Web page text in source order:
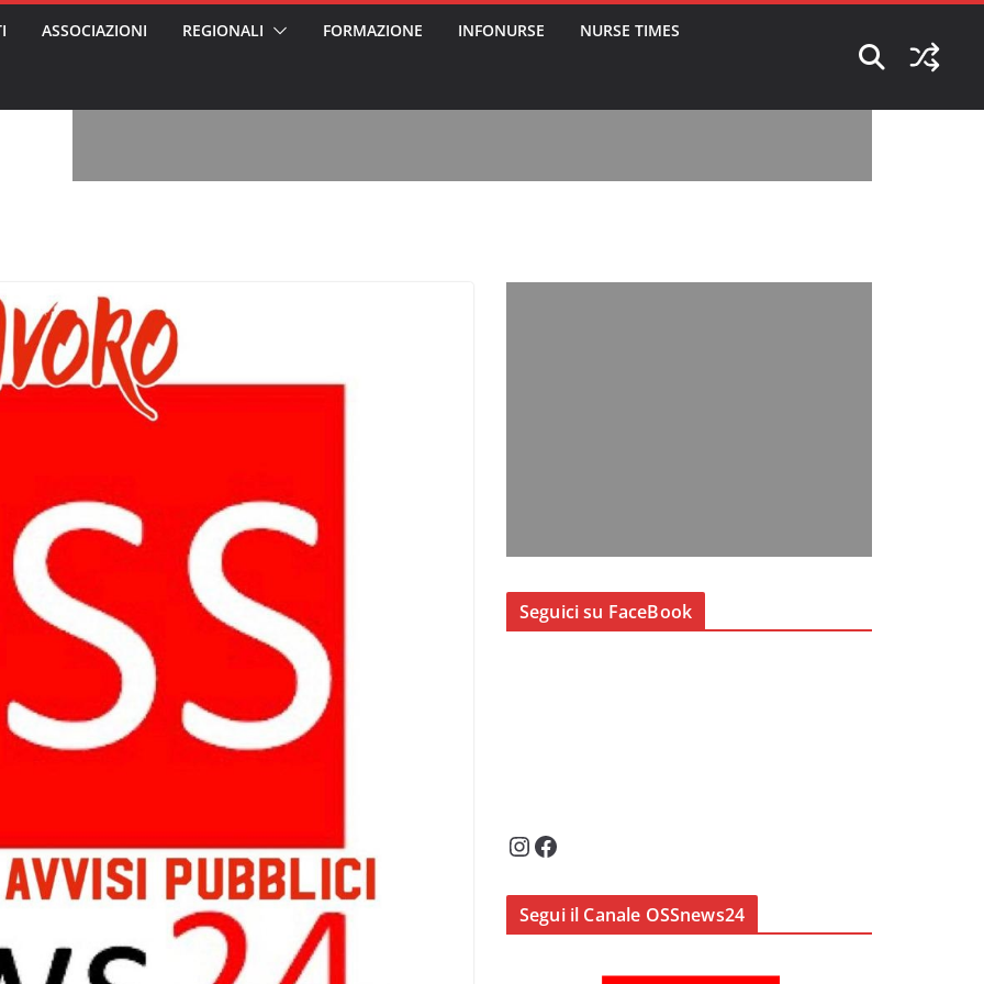
l’analisi di
gli oss?”
abusi
agli
di riposo
ASSOCIAZIONI REGIONALI FORMAZIONE INFONURSE NURSE TIMES
Seguici su FaceBook
InstagramFacebook
Segui il Canale OSSnews24